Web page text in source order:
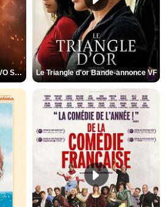
L'Odyssée Bande-annonce VO STFR Le Triangle d'or Bande-annonce VF